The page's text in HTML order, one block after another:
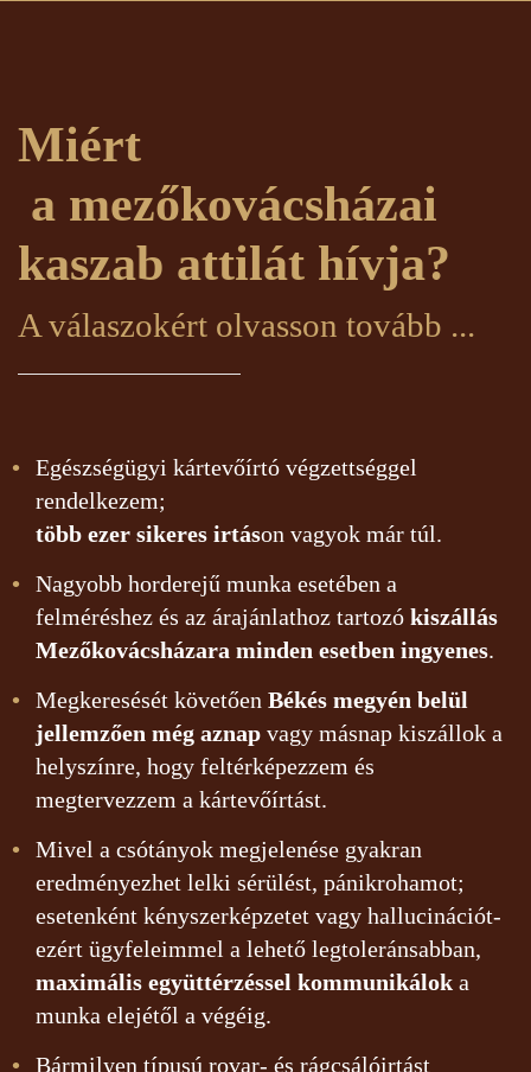
Miért
a mezőkovácsházai
kaszab attilát hívja?
A válaszokért olvasson tovább ...
Egészségügyi kártevőírtó végzettséggel
rendelkezem;
több ezer sikeres irtáson vagyok már túl.
Nagyobb horderejű munka esetében a
felméréshez és az árajánlathoz tartozó kiszállás
Mezőkovácsházara minden esetben ingyenes.
Megkeresését követően Békés megyén belül
jellemzően még aznap vagy másnap kiszállok a
helyszínre, hogy feltérképezzem és
megtervezzem a kártevőírtást.
Mivel a csótányok megjelenése gyakran
eredményezhet lelki sérülést, pánikrohamot;
esetenként kényszerképzetet vagy hallucinációt-
ezért ügyfeleimmel a lehető legtoleránsabban,
maximális együttérzéssel kommunikálok a
munka elejétől a végéig.
Bármilyen típusú rovar- és rágcsálóirtást